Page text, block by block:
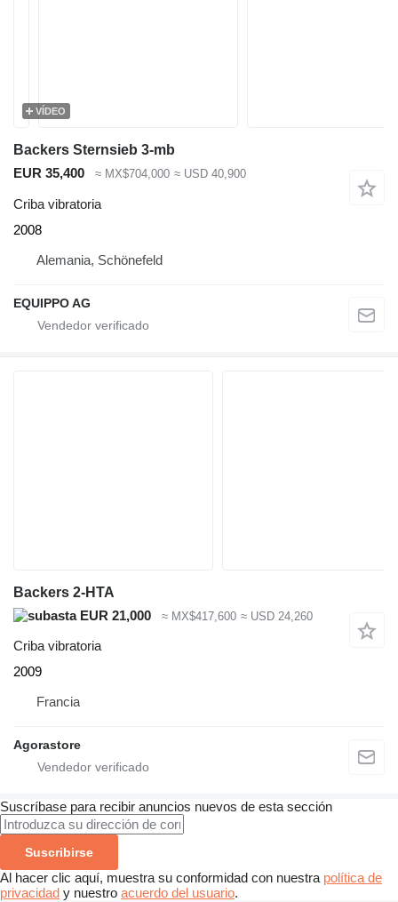
VÍDEO
Backers Sternsieb 3-mb
EUR 35,400
≈ MX$704,000 ≈ USD 40,900
Criba vibratoria
2008
Alemania, Schönefeld
EQUIPPO AG
Backers 2-HTA
EUR 21,000
≈ MX$417,600 ≈ USD 24,260
Criba vibratoria
2009
Francia
Agorastore
Suscríbase para recibir anuncios nuevos de esta sección
Suscribirse
Al hacer clic aquí, muestra su conformidad con nuestra política de
privacidad y nuestro acuerdo del usuario.